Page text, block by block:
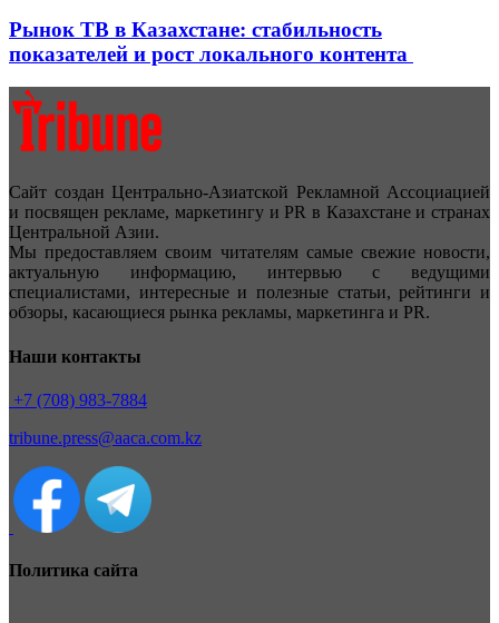
Рынок ТВ в Казахстане: стабильность
показателей и рост локального контента
Сайт создан Центрально-Азиатской Рекламной Ассоциацией
и посвящен рекламе, маркетингу и PR в Казахстане и странах
Центральной Азии.
Мы предоставляем своим читателям самые свежие новости,
актуальную информацию, интервью с ведущими
специалистами, интересные и полезные статьи, рейтинги и
обзоры, касающиеся рынка рекламы, маркетинга и PR.
Наши контакты
+7 (708) 983-7884
tribune.press@aaca.com.kz
Политика сайта